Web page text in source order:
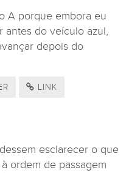
A porque embora eu
antes do veículo azul,
depois do
LINK
esclarecer o que
ordem de passagem